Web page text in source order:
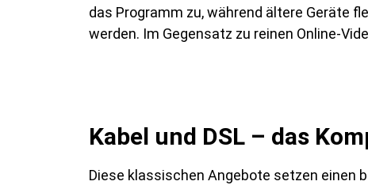
das Programm zu, während ältere Geräte
werden. Im Gegensatz zu reinen Online-
Kabel und DSL – das
Diese klassischen Angebote setzen einen